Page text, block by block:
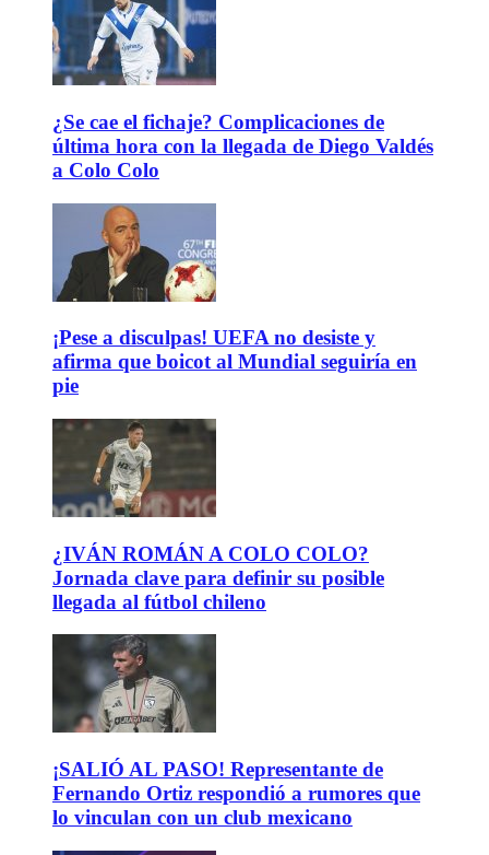
¿Se cae el fichaje? Complicaciones de
última hora con la llegada de Diego Valdés
a Colo Colo
¡Pese a disculpas! UEFA no desiste y
afirma que boicot al Mundial seguiría en
pie
¿IVÁN ROMÁN A COLO COLO?
Jornada clave para definir su posible
llegada al fútbol chileno
¡SALIÓ AL PASO! Representante de
Fernando Ortiz respondió a rumores que
lo vinculan con un club mexicano